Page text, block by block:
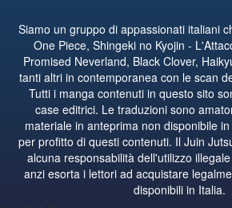
Siamo un gruppo di appassionati italiani
One Piece, Shingeki no Kyojin -
Promised Neverland, Black Clover,
tanti altri in contemporanea con le scan
Tutti i manga contenuti in questo sito
case editrici. Le traduzioni sono
materiale in anteprima non disponibile
per profitto di questi contenuti. Il Juin
alcuna responsabilità dell'utilizzo
anzi esorta i lettori ad acquistare
disponibili in Italia.